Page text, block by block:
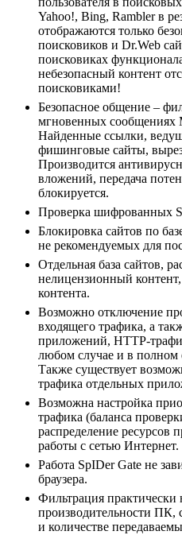
Yahoo!, Bing, Rambler в
отображаются только
поисковиков и Dr.Web
поисковиках
небезопасный контент
поисковиками!
Безопасное общение –
мгновенных сообщениях
Найденные ссылки,
фишинговые сайты,
Производится
вложений, передача
блокируется.
Проверка шифрованных
Блокировка сайтов по
не рекомендуемых для
Отдельная база сайтов,
нелицензионный
контента.
Возможно отключение
входящего трафика, а
приложений, HTTP-
любом случае и в полном
Также существует
трафика отдельных
Возможна настройка
трафика (баланса
распределение ресурсов
работы с сетью Интернет.
Работа SpIDer Gate не
браузера.
Фильтрация практически
производительности ПК,
и количестве